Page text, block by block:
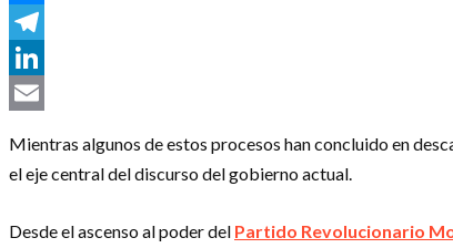
Messenger
Telegram
LinkedIn
Mientras algunos de estos procesos han concluido en
el eje central del discurso del gobierno actual.
Desde el ascenso al poder del Partido Revolucionario